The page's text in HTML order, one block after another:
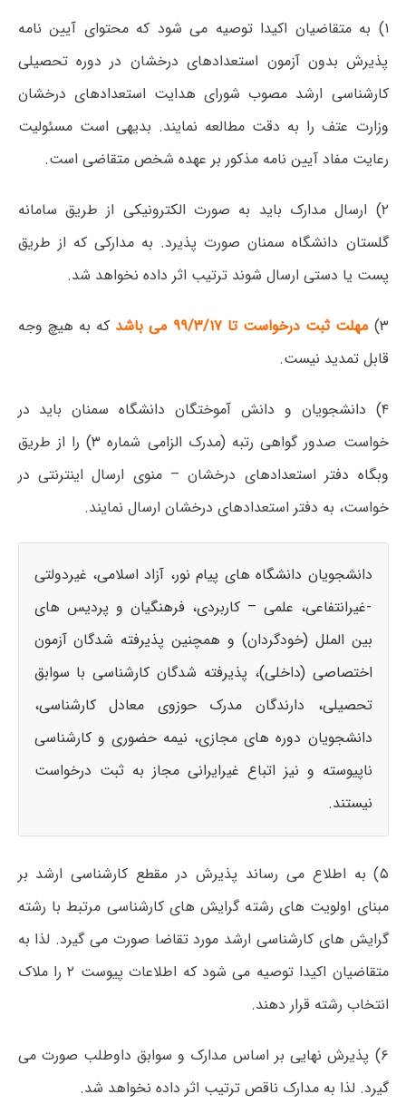
۱) به متقاضیان اکیدا توصیه می شود که محتوای آیین نامه
پذیرش بدون آزمون استعدادهای درخشان در دوره تحصیلی
کارشناسی ارشد مصوب شورای هدایت استعدادهای درخشان
وزارت عتف را به دقت مطالعه نمایند. بدیهی است مسئولیت
رعایت مفاد آیین نامه مذکور بر عهده شخص متقاضی است.
۲) ارسال مدارک باید به صورت الکترونیکی از طریق سامانه
گلستان دانشگاه سمنان صورت پذیرد. به مدارکی که از طریق
پست یا دستی ارسال شوند ترتیب اثر داده نخواهد شد.
۳) مهلت ثبت درخواست تا ۹۹/۳/۱۷ می باشد
که به هیچ وجه
قابل تمدید نیست.
۴) دانشجویان و دانش آموختگان دانشگاه سمنان باید در
خواست صدور گواهی رتبه (مدرک الزامی شماره ۳) را از طریق
وبگاه دفتر استعدادهای درخشان – منوی ارسال اینترنتی در
خواست، به دفتر استعدادهای درخشان ارسال نمایند.
دانشجویان دانشگاه های پیام نور، آزاد اسلامی، غیردولتی
-غیرانتفاعی، علمی – کاربردی، فرهنگیان و پردیس های
بین الملل (خودگردان) و همچنین پذیرفته شدگان آزمون
اختصاصی (داخلی)، پذیرفته شدگان کارشناسی با سوابق
تحصیلی، دارندگان مدرک حوزوی معادل کارشناسی،
دانشجویان دوره های مجازی، نیمه حضوری و کارشناسی
ناپیوسته و نیز اتباع غیرایرانی مجاز به ثبت درخواست
نیستند.
۵) به اطلاع می رساند پذیرش در مقطع کارشناسی ارشد بر
مبنای اولویت های رشته گرایش های کارشناسی مرتبط با رشته
گرایش های کارشناسی ارشد مورد تقاضا صورت می گیرد. لذا به
متقاضیان اکیدا توصیه می شود که اطلاعات پیوست ۲ را ملاک
انتخاب رشته قرار دهند.
۶) پذیرش نهایی بر اساس مدارک و سوابق داوطلب صورت می
گیرد. لذا به مدارک ناقص ترتیب اثر داده نخواهد شد.